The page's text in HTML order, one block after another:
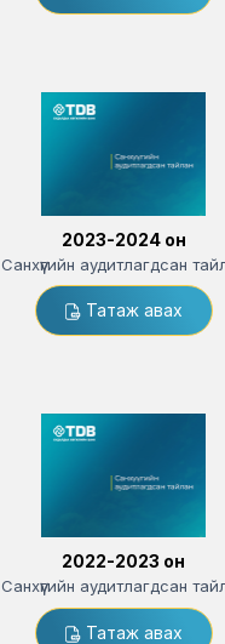
2023-2024 он
Санхүүгийн аудитлагдсан
Татаж авах
2022-2023 он
Санхүүгийн аудитлагдсан
Татаж авах